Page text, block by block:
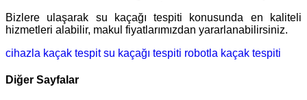
Bizlere ulaşarak su kaçağı tespiti konusunda en kaliteli
hizmetleri alabilir, makul fiyatlarımızdan yararlanabilirsiniz.
cihazla kaçak tespitsu kaçağı tespiti robotla kaçak tespiti
Diğer Sayfalar